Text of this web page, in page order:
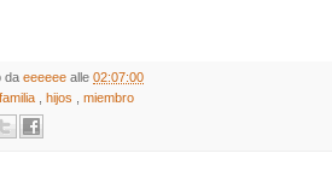
da eeeeee alle 02:07:00
familia hijos miembro